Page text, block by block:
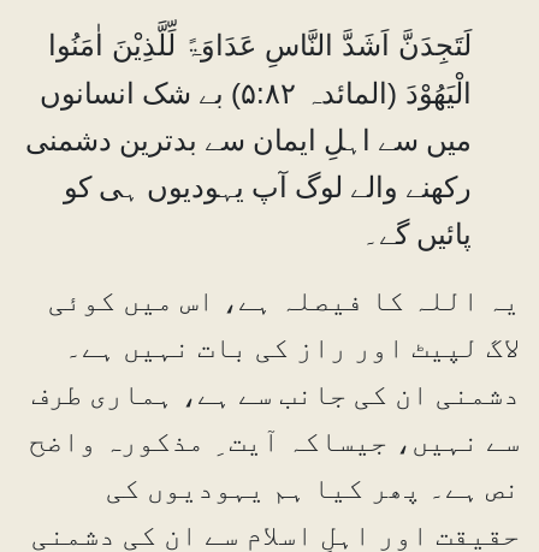
لَتَجِدَنَّ اَشَدَّ النَّاسِ عَدَاوَۃً لِّلَّذِيْنَ اٰمَنُوا
الْيَھُوْدَ (المائدہ ۵:۸۲)
بے شک انسانوں
میں سے اہلِ ایمان سے بدترین دشمنی
رکھنے والے لوگ آپ یہودیوں ہی کو
پائیں گے۔
یہ اللہ کا فیصلہ ہے، اس میں کوئی
لاگ لپیٹ اور راز کی بات نہیں ہے۔
دشمنی ان کی جانب سے ہے، ہماری طرف
سے نہیں، جیساکہ آیت ِ مذکورہ واضح
نص ہے۔ پھر کیا ہم یہودیوں کی
حقیقت اور اہلِ اسلام سے ان کی دشمنی